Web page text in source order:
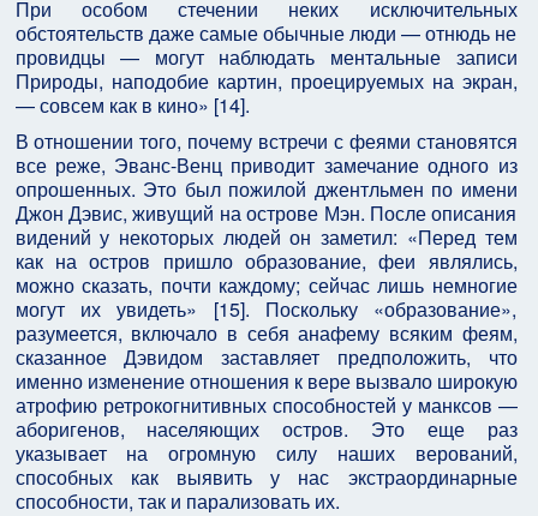
При особом стечении неких исключительных
обстоятельств даже самые обычные люди — отнюдь не
провидцы — могут наблюдать ментальные записи
Природы, наподобие картин, проецируемых на экран,
— совсем как в кино» [14].
В отношении того, почему встречи с феями становятся
все реже, Эванс-Венц приводит замечание одного из
опрошенных. Это был пожилой джентльмен по имени
Джон Дэвис, живущий на острове Мэн. После описания
видений у некоторых людей он заметил: «Перед тем
как на остров пришло образование, феи являлись,
можно сказать, почти каждому; сейчас лишь немногие
могут их увидеть» [15]. Поскольку «образование»,
разумеется, включало в себя анафему всяким феям,
сказанное Дэвидом заставляет предположить, что
именно изменение отношения к вере вызвало широкую
атрофию ретрокогнитивных способностей у манксов —
аборигенов, населяющих остров. Это еще раз
указывает на огромную силу наших верований,
способных как выявить у нас экстраординарные
способности, так и парализовать их.